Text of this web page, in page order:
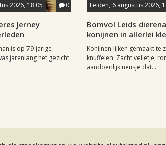
2026, 18:05 0
Jerney
is op 79-jarige
jarenlang het gezicht
Leiden, 6 augustus 2026,
Bomvol Leids
konijnen in allerlei
Konijnen lijken gemaakt te
knuffelen. Zacht velletje,
aandoenlijk neusje dat...